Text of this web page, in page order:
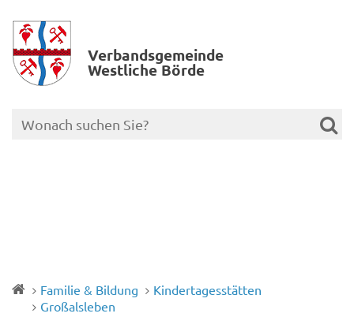
Verbands­gemeinde
Westliche Börde
Familie & Bildung
Kindertagesstätten
Großalsleben